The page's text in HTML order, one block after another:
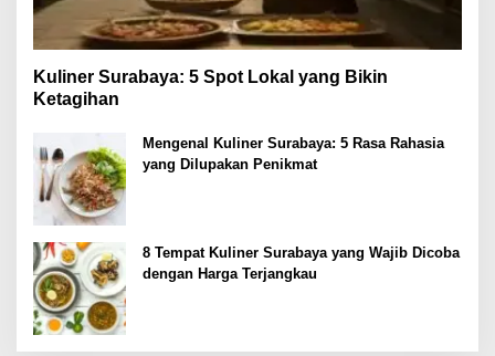
Kuliner Surabaya: 5 Spot Lokal yang Bikin
Ketagihan
Mengenal Kuliner Surabaya: 5 Rasa Rahasia
yang Dilupakan Penikmat
8 Tempat Kuliner Surabaya yang Wajib Dicoba
dengan Harga Terjangkau